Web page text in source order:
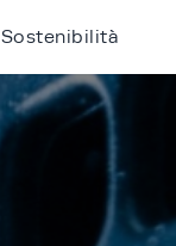
Sostenibilità